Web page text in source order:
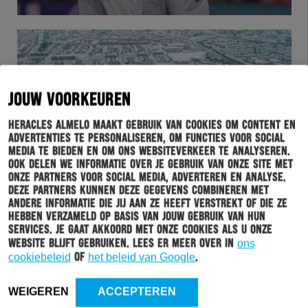
JOUW VOORKEUREN
Heracles Almelo maakt gebruik van cookies om content en
advertenties te personaliseren, om functies voor social
media te bieden en om ons websiteverkeer te analyseren.
Ook delen we informatie over je gebruik van onze site met
onze partners voor social media, adverteren en analyse.
Deze partners kunnen deze gegevens combineren met
andere informatie die jij aan ze heeft verstrekt of die ze
hebben verzameld op basis van jouw gebruik van hun
services. Je gaat akkoord met onze cookies als u onze
website blijft gebruiken. Lees er meer over in ons
cookiebeleid of het beleid van Google.
WEIGEREN ACCEPTEREN
HERACLES 05-01-2026
NIEUWJAARSRECEPTIE AFGELAST